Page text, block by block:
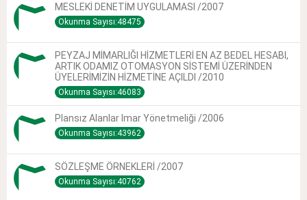
MESLEKİ DENETİM UYGULAMASI /2007
Okunma Sayısı:48475
PEYZAJ MİMARLIĞI HİZMETLERİ EN AZ BEDEL HESABI,
ARTIK ODAMIZ OTOMASYON SİSTEMİ ÜZERİNDEN
ÜYELERİMİZİN HİZMETİNE AÇILDI /2010
Okunma Sayısı:46083
Plansız Alanlar Imar Yönetmeliği /2006
Okunma Sayısı:43962
SÖZLEŞME ÖRNEKLERİ /2007
Okunma Sayısı:40762